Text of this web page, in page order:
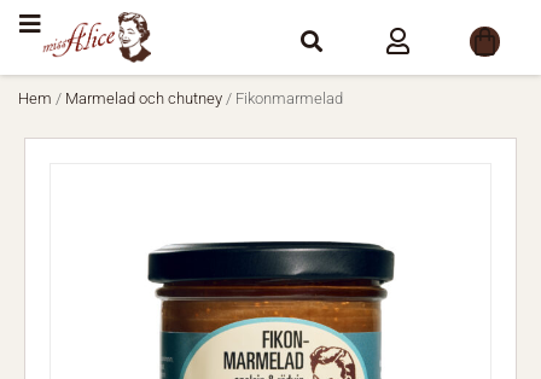
Hem / Marmelad och chutney / Fikonmarmelad